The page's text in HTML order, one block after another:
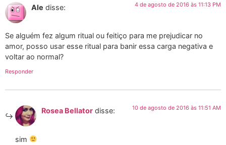
Ale disse: 4 de agosto de 2016 às 11:13 PM
Se alguém fez algum ritual ou feitiço para me prejudicar no
amor, posso usar esse ritual para banir essa carga negativa e
voltar ao normal?
Responder
Rosea Bellator disse: 10 de agosto de 2016 às 11:51 AM
sim